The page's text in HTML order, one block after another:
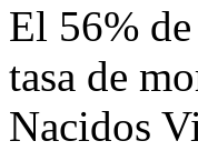
El 56%
tasa de
Nacidos